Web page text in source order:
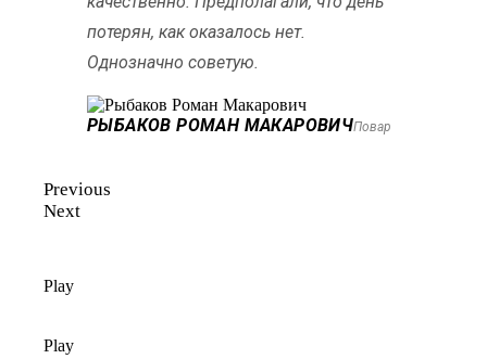
потерян, как оказалось нет.
Однозначно советую.
РЫБАКОВ РОМАН МАКАРОВИЧПовар
Previous
Next
Play
Play